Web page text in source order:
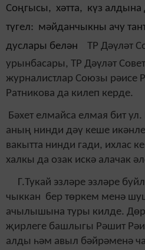
Соңгысы, хәтта, күз алдына
түгел: мәйданчыкны ачу
дуслары белән ТР Дәүләт
урынбасары, ТР Дәүләт
журналистлар Союзы рәисе
Ратникова да килеп керде.
Бәхет елмайса елмая бит
аның нинди дәү кеше
вакытта нинди гади, ихлас
халкы да озак искә алачак
Г.Тукай эзләре эзләре
чыккан бер төркем менә
ачылышына туры килде.
җирлеге башлыгы Рәшит
алды һәм авыл бәйрәменә